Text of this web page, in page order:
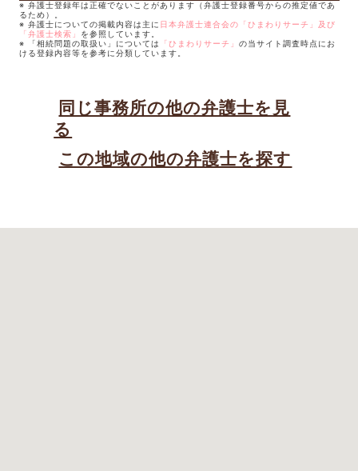
※ 弁護士登録年は正確でないことがあります（弁護士登録番号からの推定値であ
るため）。
※ 弁護士についての掲載内容は主に 日本弁護士連合会の「ひまわりサーチ」及び
「弁護士検索」
を参照しています。
※ 「相続問題の取扱い」については
「ひまわりサーチ」 の当サイト調査時点にお
ける登録内容等を参考に分類しています。
同じ事務所の他の弁護士を見
る
この地域の他の弁護士を探す